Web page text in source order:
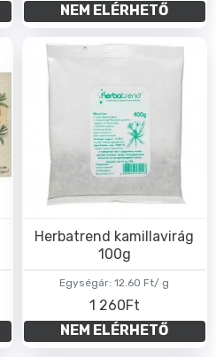
NEM ELÉRHETŐ
Egységár: 12.60 Ft/ g
Herbatrend kamillavirág
100g
1 260Ft
NEM ELÉRHETŐ